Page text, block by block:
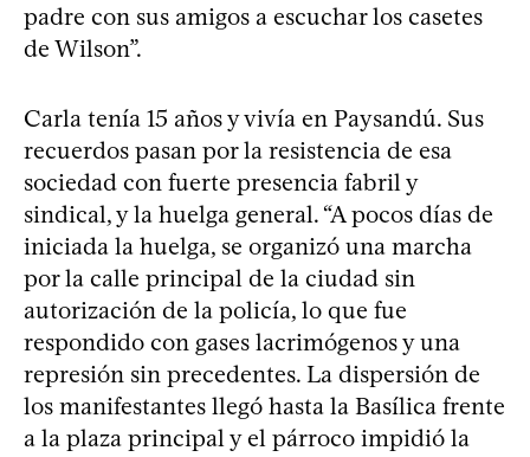
padre con sus amigos a escuchar los casetes
de Wilson”.
Carla tenía 15 años y vivía en Paysandú. Sus
recuerdos pasan por la resistencia de esa
sociedad con fuerte presencia fabril y
sindical, y la huelga general. “A pocos días de
iniciada la huelga, se organizó una marcha
por la calle principal de la ciudad sin
autorización de la policía, lo que fue
respondido con gases lacrimógenos y una
represión sin precedentes. La dispersión de
los manifestantes llegó hasta la Basílica frente
a la plaza principal y el párroco impidió la